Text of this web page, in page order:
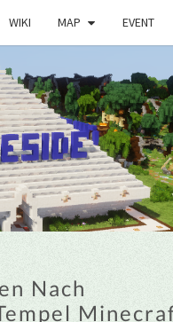
WIKI MAP EVENT
Nach